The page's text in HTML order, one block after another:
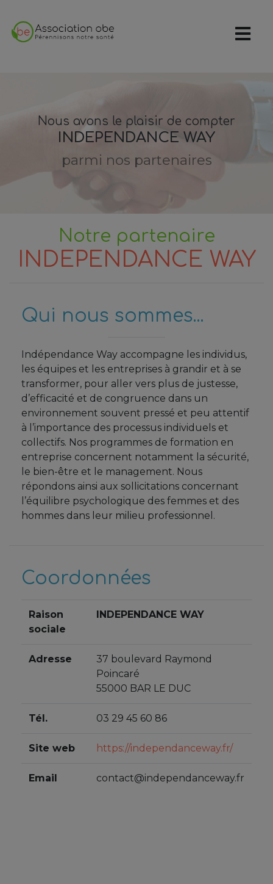
Nous avons le plaisir de compter
INDEPENDANCE WAY
parmi nos partenaires
Notre partenaire
INDEPENDANCE WAY
Qui nous sommes...
Indépendance Way accompagne les individus,
les équipes et les entreprises à grandir et à se
transformer, pour aller vers plus de justesse,
d’efficacité et de congruence dans un
environnement souvent pressé et peu attentif
à l’importance des processus individuels et
collectifs. Nos programmes de formation en
entreprise concernent notamment la sécurité,
le bien-être et le management. Nous
répondons ainsi aux sollicitations concernant
l’équilibre psychologique des femmes et des
hommes dans leur milieu professionnel.
Coordonnées
Raison
sociale
INDEPENDANCE WAY
Adresse
37 boulevard Raymond
Poincaré
55000 BAR LE DUC
Tél. 03 29 45 60 86
Site web https://independanceway.fr/
Email contact@independanceway.fr